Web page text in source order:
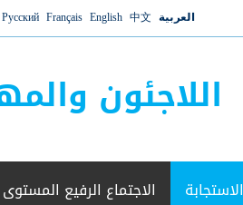
العربية 中文
English
Français
Русский
اللاجئون
الاستجابة الاجتماع الرفيع المستوى